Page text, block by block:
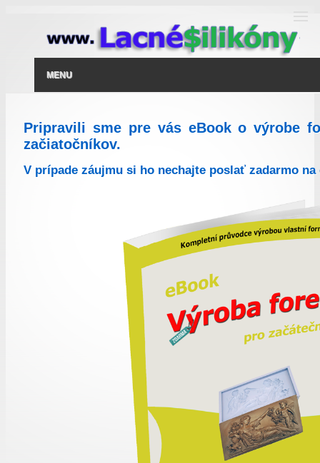
MENU
Pripravili sme pre vás eBook o výrobe
začiatočníkov.
V prípade záujmu si ho nechajte poslať zadarmo na